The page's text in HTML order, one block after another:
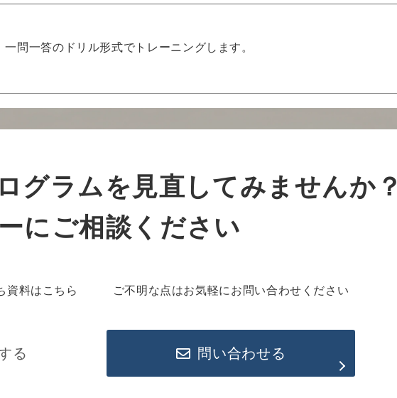
問一答のドリル形式でトレーニングします。
グラムを見直してみませんか？
にご相談ください
資料はこちら
る
ご不明な点はお気軽にお問い合わせください
問い合わせる